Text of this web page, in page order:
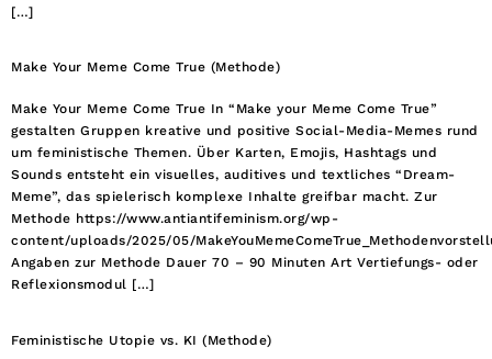
[…]
Make Your Meme Come True (Methode)
Make Your Meme Come True In “Make your Meme Come True”
gestalten Gruppen kreative und positive Social-Media-Memes rund
um feministische Themen. Über Karten, Emojis, Hashtags und
Sounds entsteht ein visuelles, auditives und textliches “Dream-
Meme”, das spielerisch komplexe Inhalte greifbar macht. Zur
Methode https://www.antiantifeminism.org/wp-
content/uploads/2025/05/
Angaben zur Methode Dauer 70 – 90 Minuten Art Vertiefungs- oder
Reflexionsmodul […]
Feministische Utopie vs. KI (Methode)